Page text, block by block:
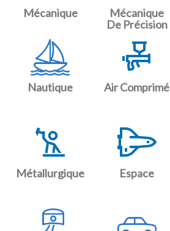
Mécanique
Mécanique
De Précision
Nautique Air Comprimé
Métallurgique Espace